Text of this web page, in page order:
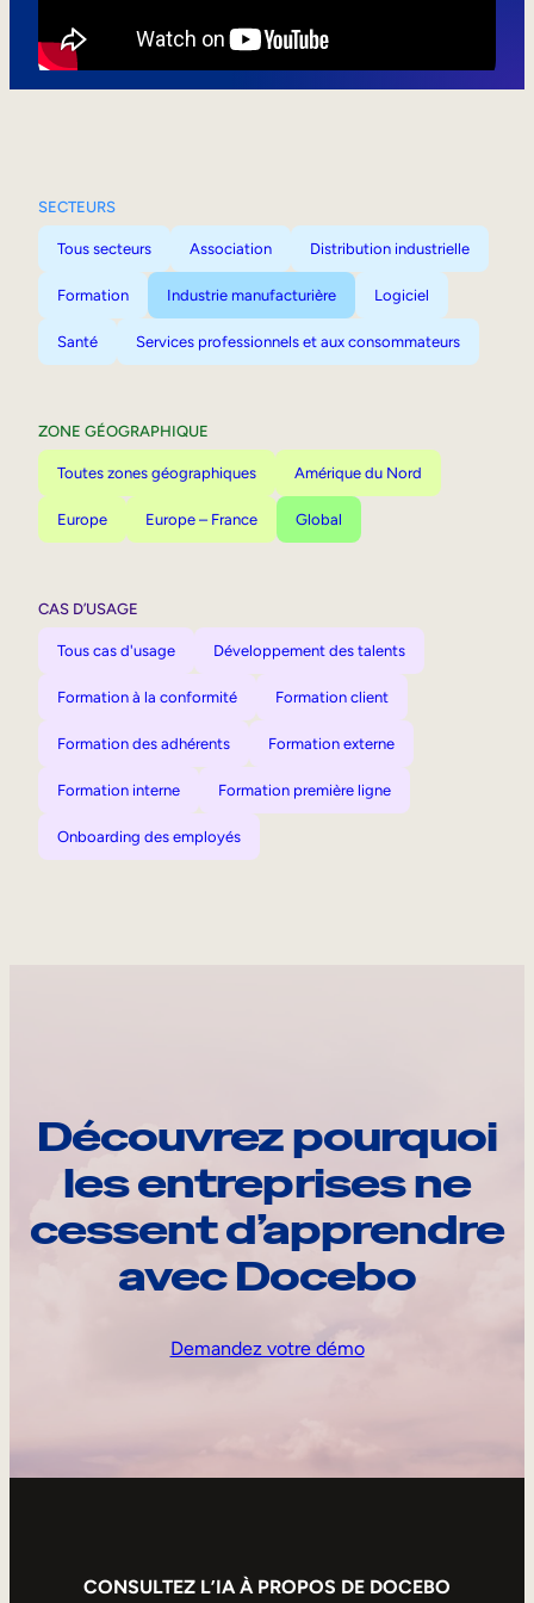
SECTEURS
Tous secteurs Association Distribution industrielle
Formation Industrie manufacturière Logiciel
Santé Services professionnels et aux consommateurs
ZONE GÉOGRAPHIQUE
Toutes zones géographiques Amérique du Nord
Europe Europe – France Global
CAS D’USAGE
Tous cas d'usage Développement des talents
Formation à la conformité Formation client
Formation des adhérents Formation externe
Formation interne Formation première ligne
Onboarding des employés
Découvrez pourquoi
les entreprises ne
cessent d’apprendre
avec Docebo
Demandez votre démo
CONSULTEZ L’IA À PROPOS DE DOCEBO